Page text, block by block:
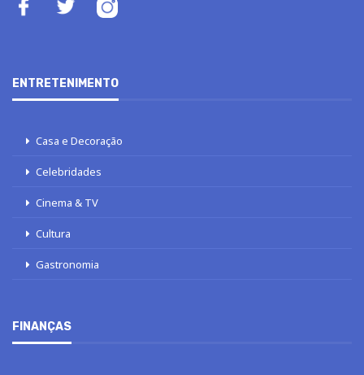
ENTRETENIMENTO
Casa e Decoração
Celebridades
Cinema & TV
Cultura
Gastronomia
FINANÇAS